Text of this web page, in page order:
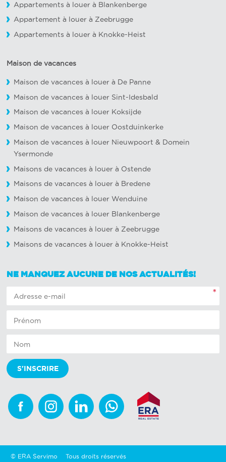
Appartements à louer à Blankenberge
Appartement à louer à Zeebrugge
Appartements à louer à Knokke-Heist
Maison de vacances
Maison de vacances à louer à De Panne
Maison de vacances à louer Sint-Idesbald
Maison de vacances à louer Koksijde
Maison de vacances à louer Oostduinkerke
Maison de vacances à louer Nieuwpoort & Domein
Ysermonde
Maisons de vacances à louer à Ostende
Maisons de vacances à louer à Bredene
Maison de vacances à louer Wenduine
Maison de vacances à louer Blankenberge
Maisons de vacances à louer à Zeebrugge
Maisons de vacances à louer à Knokke-Heist
NE MANQUEZ AUCUNE DE NOS ACTUALITÉS!
*
© ERA Servimo Tous droits réservés